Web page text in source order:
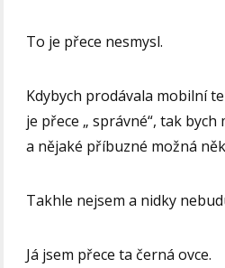
To je přece nesmysl.
Kdybych prodávala mobilní
je přece „ správné“, tak
a nějaké příbuzné možná
Takhle nejsem a nidky
Já jsem přece ta černá ovce.